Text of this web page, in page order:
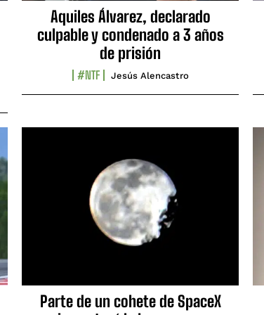
Aquiles Álvarez, declarado
culpable y condenado a 3 años
de prisión
#NTF Jesús Alencastro
Parte de un cohete de SpaceX